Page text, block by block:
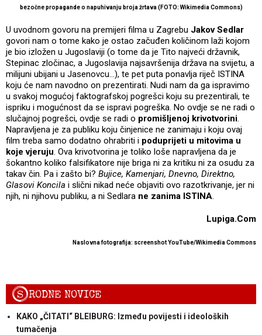
bezočne propagande o napuhivanju broja žrtava (FOTO: Wikimedia Commons)
U uvodnom govoru na premijeri filma u Zagrebu Jakov Sedlar
govori nam o tome kako je ostao začuđen količinom laži kojom
je bio izložen u Jugoslaviji (o tome da je Tito najveći državnik,
Stepinac zločinac, a Jugoslavija najsavršenija država na svijetu, a
milijuni ubijani u Jasenovcu…), te pet puta ponavlja riječ ISTINA
koju će nam navodno on prezentirati. Nudi nam da ga ispravimo
u svakoj mogućoj faktografskoj pogrešci koju su prezentirali, te
ispriku i mogućnost da se ispravi pogreška. No ovdje se ne radi o
slučajnoj pogrešci, ovdje se radi o promišljenoj krivotvorini.
Napravljena je za publiku koju činjenice ne zanimaju i koju ovaj
film treba samo dodatno ohrabriti i poduprijeti u mitovima u
koje vjeruju. Ova krivotvorina je toliko loše napravljena da je
šokantno koliko falsifikatore nije briga ni za kritiku ni za osudu za
takav čin. Pa i zašto bi? Bujice, Kamenjari, Dnevno, Direktno,
Glasovi Koncila i slični nikad neće objaviti ovo razotkrivanje, jer ni
njih, ni njihovu publiku, a ni Sedlara ne zanima ISTINA.
Lupiga.Com
Naslovna fotografija: screenshot YouTube/Wikimedia Commons
SRODNE NOVICE
KAKO „ČITATI“ BLEIBURG: Između povijesti i ideoloških
tumačenja